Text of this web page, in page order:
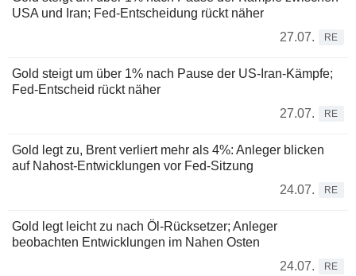
USA und Iran; Fed-Entscheidung rückt näher
27.07.
RE
Gold steigt um über 1% nach Pause der US-Iran-Kämpfe;
Fed-Entscheid rückt näher
27.07.
RE
Gold legt zu, Brent verliert mehr als 4%: Anleger blicken
auf Nahost-Entwicklungen vor Fed-Sitzung
24.07.
RE
Gold legt leicht zu nach Öl-Rücksetzer; Anleger
beobachten Entwicklungen im Nahen Osten
24.07.
RE